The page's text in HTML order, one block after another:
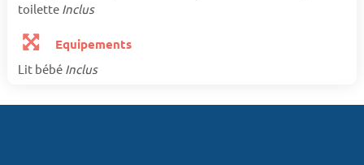
toilette Inclus
Equipements
Lit bébé Inclus